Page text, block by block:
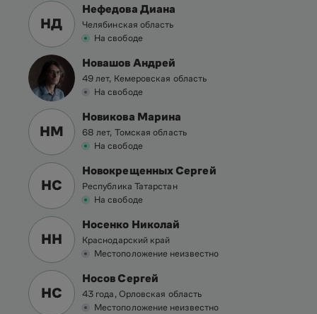
НД
Нефедова Диана
Челябинская область
На свободе
Новашов Андрей
49 лет, Кемеровская область
На свободе
НМ
Новикова Марина
68 лет, Томская область
На свободе
НС
Новокрещенных Сергей
Республика Татарстан
На свободе
НН
Носенко Николай
Краснодарский край
Местоположение неизвестно
НС
Носов Сергей
43 года, Орловская область
Местоположение неизвестно